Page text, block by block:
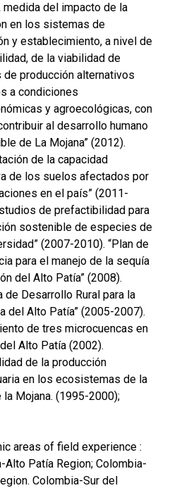
medida del impacto de la
en los sistemas de
y establecimiento, a nivel de
de la viabilidad de
producción alternativos
a condiciones
y agroecológicas, con
al desarrollo humano
de La Mojana” (2012).
de la capacidad
de los suelos afectados por
en el país” (2011-
de prefactibilidad para
sostenible de especies de
(2007-2010). “Plan de
para el manejo de la sequía
del Alto Patía” (2008).
de Desarrollo Rural para la
del Alto Patía” (2005-2007).
de tres microcuencas en
Alto Patía (2002).
de la producción
en los ecosistemas de la
la Mojana. (1995-2000);
areas of field experience :
Alto Patía Region; Colombia-
Colombia-Sur del